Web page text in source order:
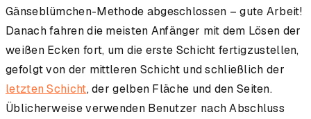
Gänseblümchen-Methode abgeschlossen – gute Arbeit!
Danach fahren die meisten Anfänger mit dem Lösen der
weißen Ecken fort, um die erste Schicht fertigzustellen,
gefolgt von der mittleren Schicht und schließlich der
letzten Schicht, der gelben Fläche und den Seiten.
Üblicherweise verwenden Benutzer nach Abschluss